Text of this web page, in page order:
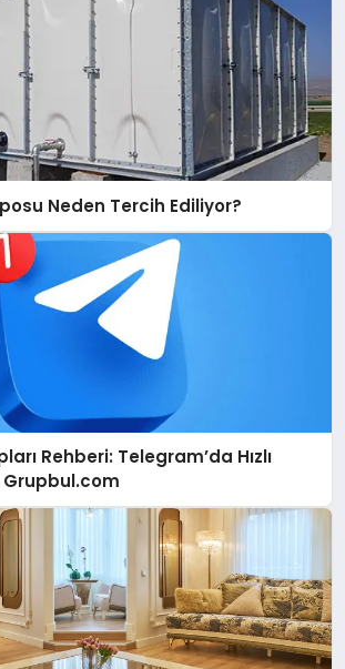
Neden Tercih Ediliyor?
Rehberi: Telegram’da Hızlı
Grupbul.com